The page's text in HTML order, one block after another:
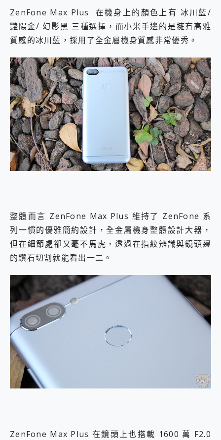
ZenFone Max Plus 在機身上的顏色上有 冰川藍/
豔陽金/ 幻影黑 三種選擇，而小米手邊的是擁有高雅
質感的冰川藍，採用了全金屬機身質感非常優秀。
整體而言 ZenFone Max Plus 維持了 ZenFone 系
列一慣的優雅簡約設計，全金屬機身整體設計大器，
但在細節處卻又毫不馬虎，透過在指紋辨識與鏡頭邊
的鑽石切割就能看出一二。
ZenFone Max Plus 在鏡頭上也搭載 1600 萬 F2.0